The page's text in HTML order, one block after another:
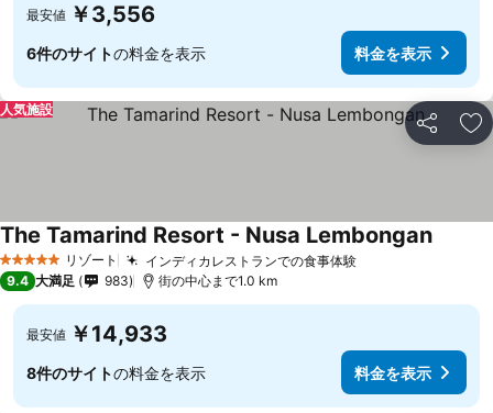
最安値 ￥3,556
6件のサイトの料金を表示 料金を表示
シェア お
人気施設
5 ホテルのランク
リゾート インディカレストランでの食事体験料金を表示
The Tamarind Resort - Nusa Lembongan料金を
9.4 大満足 983 街の中心まで1.0 km
最安値 ￥14,933
8件のサイトの料金を表示 料金を表示